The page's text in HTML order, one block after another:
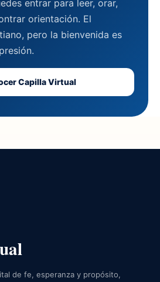
entrar para leer, orar,
orientación. El
pero la bienvenida es
Capilla Virtual
de fe, esperanza y propósito,